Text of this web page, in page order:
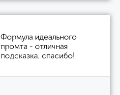
Формула идеального
промта - отличная
подсказка. спасибо!